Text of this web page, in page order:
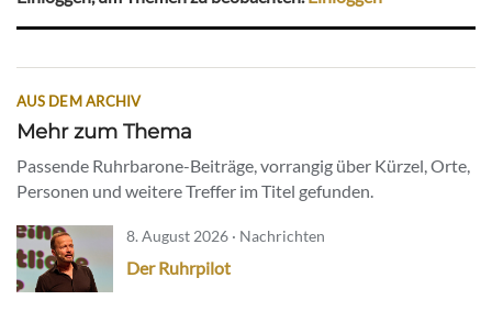
AUS DEM ARCHIV
Mehr zum Thema
Passende Ruhrbarone-Beiträge, vorrangig über Kürzel, Orte,
Personen und weitere Treffer im Titel gefunden.
8. August 2026 · Nachrichten
Der Ruhrpilot